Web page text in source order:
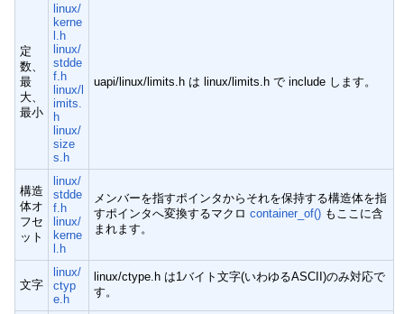
定
数、
最
大、
最小
linux/
kerne
l.h
linux/
stdde
f.h
linux/l
imits.
h
linux/
size
s.h
uapi/linux/limits.h は linux/limits.h で include します。
構造
体オ
フセ
ット
linux/
stdde
f.h
linux/
kerne
l.h
メンバーを指すポインタからそれを保持する構造体を指
すポインタへ変換するマクロcontainer_of() もここに含
まれます。
文字
linux/
ctyp
e.h
linux/ctype.h は1バイト文字(いわゆるASCII)のみ対応で
す。